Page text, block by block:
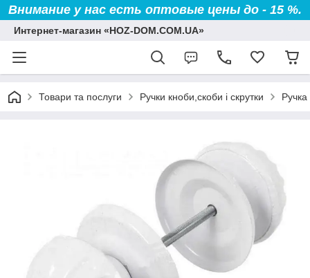
Внимание у нас есть оптовые цены до - 15 %.
Интернет-магазин «HOZ-DOM.COM.UA»
Товари та послуги Ручки кноби,скоби і скрутки Ручка